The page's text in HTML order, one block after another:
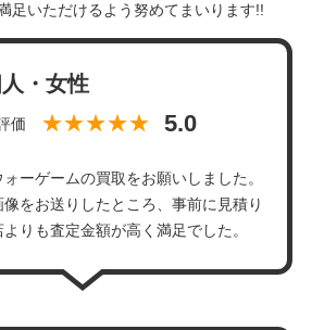
足いただけるよう努めてまいります!!
・女性
価 ★★★★★
ーゲームの買取をお願いしました。
をお送りしたところ、事前に見積り
りも査定金額が高く満足でした。